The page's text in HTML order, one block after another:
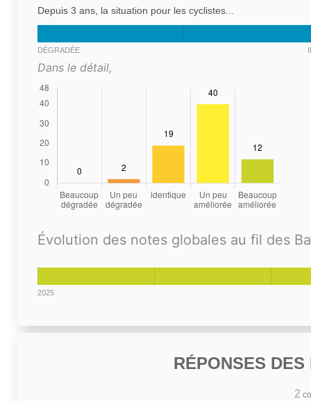
Depuis 3 ans, la situation pour les cyclistes...
DÉGRADÉE
Dans le détail,
Évolution des notes globales au fil des
2025
RÉPONSES
2